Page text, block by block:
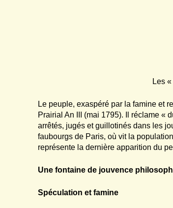
Les
Le peuple, exaspéré par la famine et
Prairial An III (mai 1795). Il réclame «
arrêtés, jugés et guillotinés dans les
faubourgs de Paris, où vit la
représente la dernière apparition du
Une fontaine de jouvence
Spéculation et famine